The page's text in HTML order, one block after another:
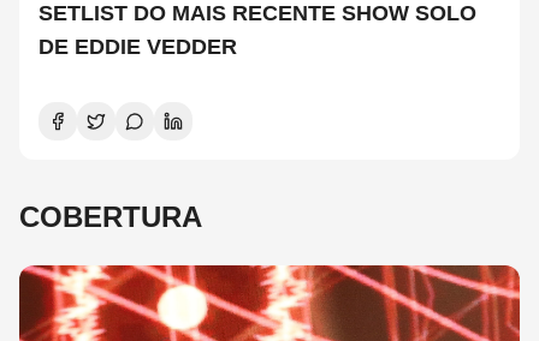
SETLIST DO MAIS RECENTE SHOW SOLO
DE EDDIE VEDDER
COBERTURA